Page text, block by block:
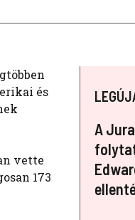
és
vette
173
A